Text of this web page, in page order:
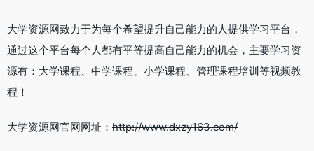
大学资源网致力于为每个希望提升自己能力的人提供学习平台，
通过这个平台每个人都有平等提高自己能力的机会，主要学习资
源有：大学课程、中学课程、小学课程、管理课程培训等视频教
程！
大学资源网官网网址： http://www.dxzy163.com/